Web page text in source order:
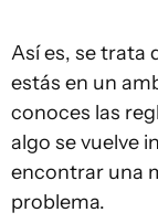
Así es, se trata
estás en un
conoces las
algo se vuelve
encontrar una
problema.